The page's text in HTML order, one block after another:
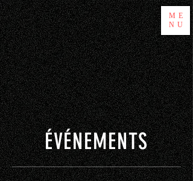
ME
NU
ÉVÉNEMENTS